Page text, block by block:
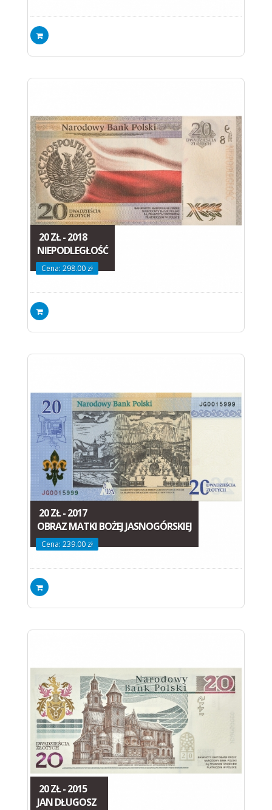
20 ZŁ - 2018
NIEPODLEGŁOŚĆ
Cena: 298.00 zł
20 ZŁ - 2017
OBRAZ MATKI BOŻEJ JASNOGÓRSKIEJ
Cena: 239.00 zł
20 ZŁ - 2015
JAN DŁUGOSZ